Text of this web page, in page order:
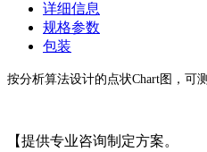
详细信息
规格参数
包装
按分析算法设计的点状Chart图，可
【提供专业咨询制定方案。